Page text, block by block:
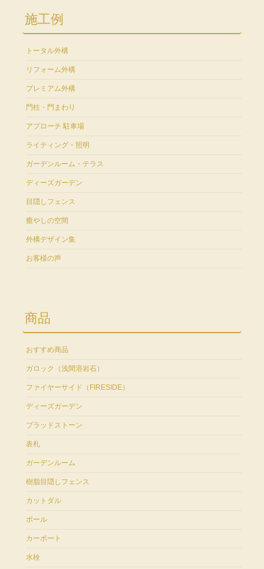
施工例
トータル外構
リフォーム外構
プレミアム外構
門柱・門まわり
アプローチ 駐車場
ライティング・照明
ガーデンルーム・テラス
ディーズガーデン
目隠しフェンス
癒やしの空間
外構デザイン集
お客様の声
商品
おすすめ商品
ガロック（浅間溶岩石）
ファイヤーサイド（FIRESIDE）
ディーズガーデン
ブラッドストーン
表札
ガーデンルーム
樹脂目隠しフェンス
カットダル
ポール
カーポート
水栓